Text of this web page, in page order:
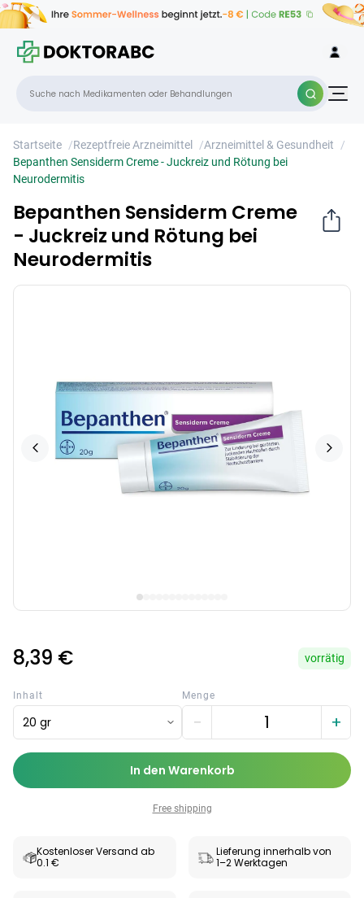
Startseite /Rezeptfreie Arzneimittel /Arzneimittel & Gesundheit
/
Bepanthen Sensiderm Creme - Juckreiz und Rötung bei
Neurodermitis
Bepanthen Sensiderm Creme
- Juckreiz und Rötung bei
Neurodermitis
8,39 € vorrätig
Inhalt
20 gr
Menge
− +
In den Warenkorb
Free shipping
Kostenloser Versand ab
0.1 €
Lieferung innerhalb von
1–2 Werktagen
und Rötung bei Neurodermitis
×